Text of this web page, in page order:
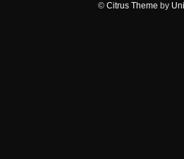
© Citrus Theme by